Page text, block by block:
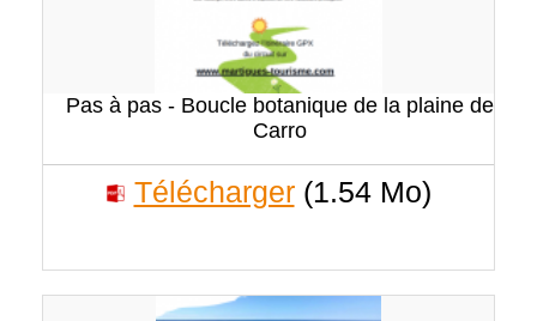
Pas à pas - Boucle botanique de la plaine de
Carro
Télécharger (1.54 Mo)